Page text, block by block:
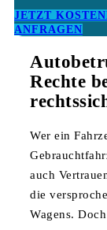
JETZT
ANFRAGEN
Rechte
Wer ein
auch
die
Wagens.